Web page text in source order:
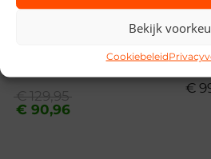
Bekijk
Cookiebeleid
SALE
€129,95
Oorspronkelijke
prijs
€ 90,96
Huidige
prijs
€